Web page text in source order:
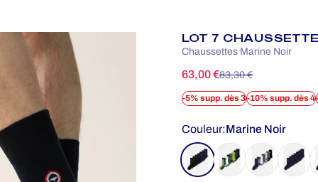
LOT 7
Chaussettes Marine Noir
Prix promotionnel
63,00 €
Prix habituel
83,30 €
-5% supp. dès 3-10% supp. dès 4
Couleur
Couleur:Marine Noir